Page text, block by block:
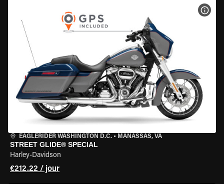
EAGLERIDER WASHINGTON D.C. • MANASSAS, VA
STREET GLIDE® SPECIAL
Harley-Davidson
€212.22 / jour